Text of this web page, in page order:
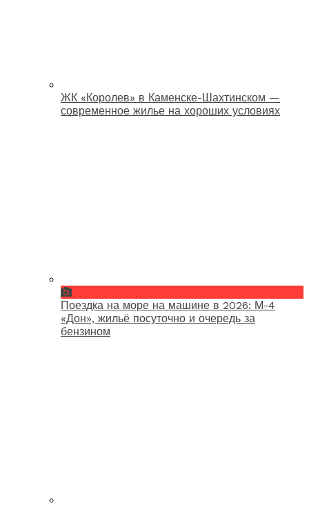
ЖК «Королев» в Каменске-Шахтинском —
современное жилье на хороших условиях
Поездка на море на машине в 2026: М-4
«Дон», жильё посуточно и очередь за
бензином